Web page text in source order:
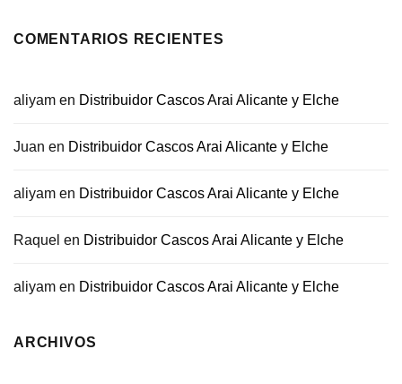
COMENTARIOS RECIENTES
aliyam en Distribuidor Cascos Arai Alicante y Elche
Juan en Distribuidor Cascos Arai Alicante y Elche
aliyam en Distribuidor Cascos Arai Alicante y Elche
Raquel en Distribuidor Cascos Arai Alicante y Elche
aliyam en Distribuidor Cascos Arai Alicante y Elche
ARCHIVOS